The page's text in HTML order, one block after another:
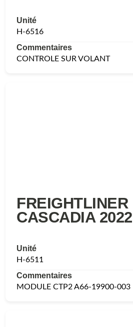
Unité
H-6516
Commentaires
CONTROLE SUR VOLANT
FREIGHTLINER
CASCADIA 2022
Unité
H-6511
Commentaires
MODULE CTP2 A66-19900-003